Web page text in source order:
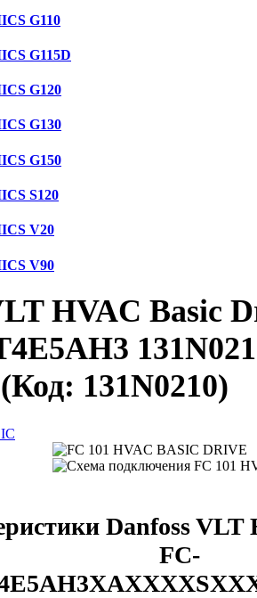
G110
G115D
G120
G130
G150
S120
V20
V90
HVAC Basic
(Код: 131N0210)
Danfoss VLT
FC-